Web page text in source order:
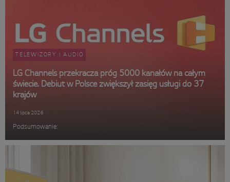
TELEWIZORY I AUDIO
LG Channels przekracza próg 5000 kanałów na całym
świecie. Debiut w Polsce zwiększył zasięg usługi do 37
krajów
14 lipca 2026
Podsumowanie: